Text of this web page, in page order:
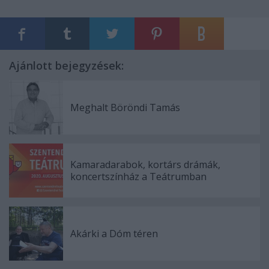
Ajánlott bejegyzések:
Meghalt Böröndi Tamás
Kamaradarabok, kortárs drámák,
koncertszínház a Teátrumban
Akárki a Dóm téren